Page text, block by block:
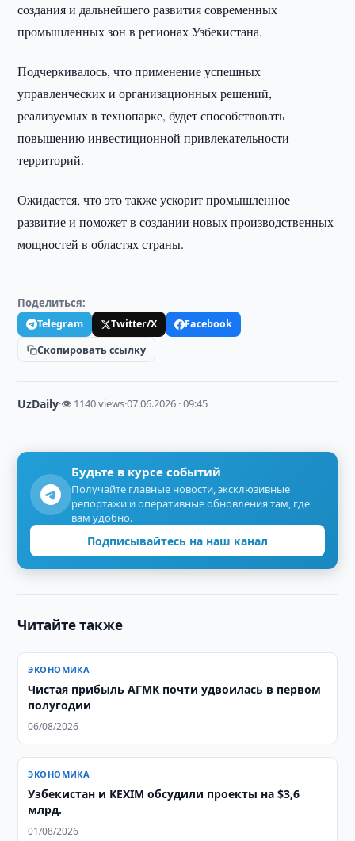
создания и дальнейшего развития современных
промышленных зон в регионах Узбекистана.
Подчеркивалось, что применение успешных
управленческих и организационных решений,
реализуемых в технопарке, будет способствовать
повышению инвестиционной привлекательности
территорий.
Ожидается, что это также ускорит промышленное
развитие и поможет в создании новых производственных
мощностей в областях страны.
Поделиться:
Telegram Twitter/X
Facebook
Скопировать ссылку
UzDaily·👁 1140 views·07.06.2026 · 09:45
Будьте в курсе событий
Получайте главные новости, эксклюзивные
репортажи и оперативные обновления там, где
вам удобно.
Подписывайтесь на наш канал
Читайте также
ЭКОНОМИКА
Чистая прибыль АГМК почти удвоилась в первом
полугодии
06/08/2026
ЭКОНОМИКА
Узбекистан и KEXIM обсудили проекты на $3,6
млрд.
01/08/2026